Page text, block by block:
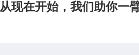
从现在开始，我们助你一